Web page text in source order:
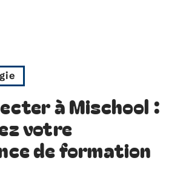
à Mischool :
votre
de formation